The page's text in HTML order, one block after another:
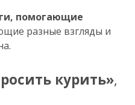
помогающие
разные взгляды и
курить»,